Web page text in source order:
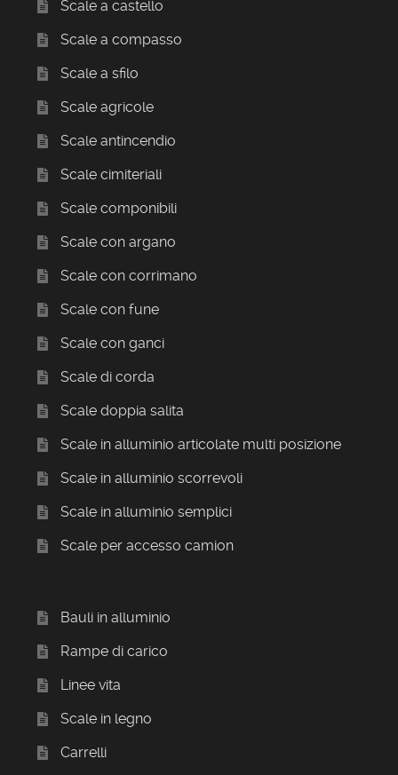
Scale a castello
Scale a compasso
Scale a sfilo
Scale agricole
Scale antincendio
Scale cimiteriali
Scale componibili
Scale con argano
Scale con corrimano
Scale con fune
Scale con ganci
Scale di corda
Scale doppia salita
Scale in alluminio articolate multi posizione
Scale in alluminio scorrevoli
Scale in alluminio semplici
Scale per accesso camion
Bauli in alluminio
Rampe di carico
Linee vita
Scale in legno
Carrelli